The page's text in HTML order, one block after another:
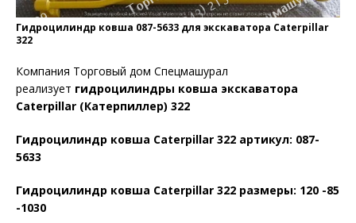
Гидроцилиндр ковша 087-5633 для экскаватора Caterpillar
322
Компания Торговый дом Спецмашурал
реализует гидроцилиндры ковша экскаватора
Caterpillar (Катерпиллер) 322
Гидроцилиндр ковша Caterpillar 322 артикул: 087-
5633
Гидроцилиндр ковша Caterpillar 322 размеры: 120 -85
-1030